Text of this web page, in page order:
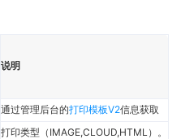
说明
通过管理后台的打印模板V2信息获取
打印类型（IMAGE,CLOUD,HTML）。